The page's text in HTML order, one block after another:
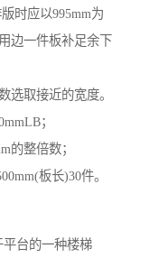
时应以995mm为
边一件板补足余下
选取接近的宽度。
；
的整倍数；
板长)30件。
台的一种楼梯